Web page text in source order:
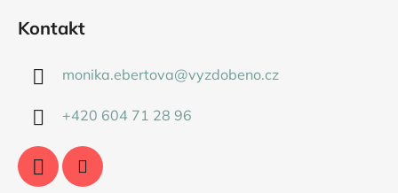
Kontakt
monika.ebertova@vyzdobeno.cz
+420 604 71 28 96